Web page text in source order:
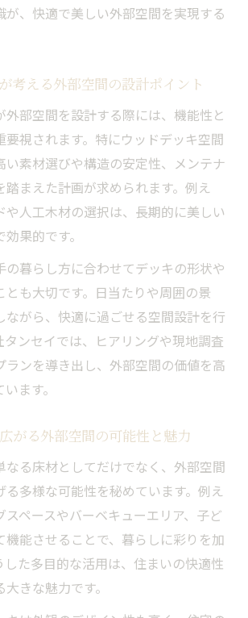
キ空間で叶える理想の暮らしとは
デザインが実現する理想の暮らし
ッキ空間が日常を豊かに変える理
らしを支える外部空間デザインの
事務所が提唱する暮らしと外部空
ッキ空間がもたらす家族の団らん
ならウッドデッキの価値を再発見
デザインで広がるウッドデッキの
値
事務所が語るウッドデッキ空間の
間を魅力的に変えるウッドデッキの
ッキが外部空間にもたらすメリッ
を最大限活かすウッドデッキ設計
ト
むデザインの工夫と実践ポイント
間デザインが導くくつろぎの演出方
が、快適で美しい外部空間を実現する
考える外部空間の設計ポイント
外部空間を設計する際には、機能性と
要視されます。特にウッドデッキ空間
い素材選びや構造の安定性、メンテナ
踏まえた計画が求められます。例え
や人工木材の選択は、長期的に美しい
果的です。
の暮らし方に合わせてデッキの形状や
とも大切です。日当たりや周囲の景
ながら、快適に過ごせる空間設計を行
タンセイでは、ヒアリングや現地調査
ランを導き出し、外部空間の価値を高
ます。
がる外部空間の可能性と魅力
なる床材としてだけでなく、外部空間
る多様な可能性を秘めています。例え
スペースやバーベキューエリア、子ど
機能させることで、暮らしに彩りを加
した多目的な活用は、住まいの快適性
きな魅力です。